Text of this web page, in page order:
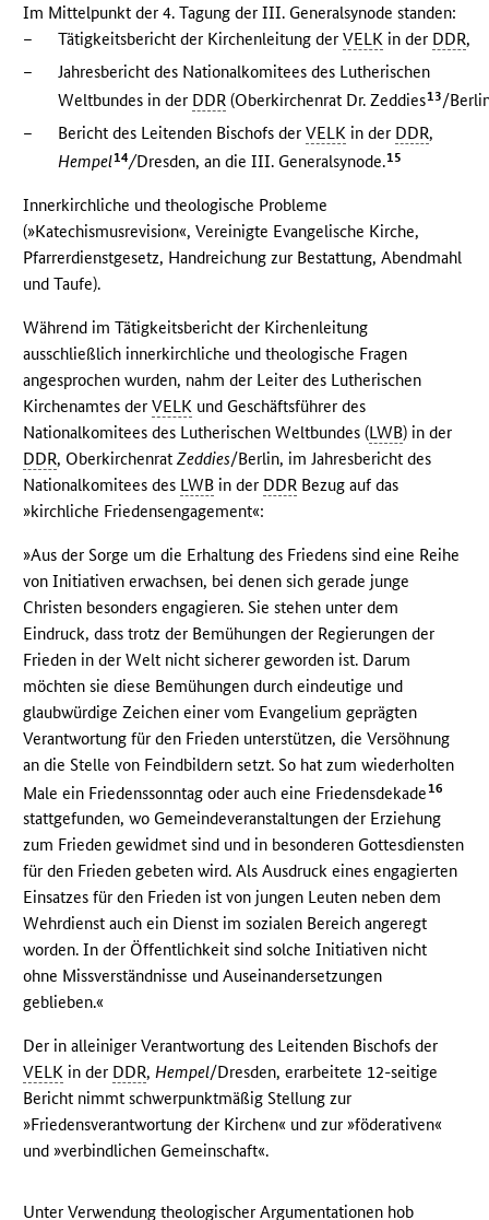
Im Mittelpunkt der 4. Tagung der III. Generalsynode standen:
–
Tätigkeitsbericht der Kirchenleitung derVELK in der DDR,
–
Jahresbericht des Nationalkomitees des Lutherischen
Weltbundes in der DDR (Oberkirchenrat Dr. Zeddies13/
–
Bericht des Leitenden Bischofs derVELK in der DDR,
Hempel14/Dresden, an die III. Generalsynode.15
Innerkirchliche und theologische Probleme
(»Katechismusrevision«, Vereinigte Evangelische Kirche,
Pfarrerdienstgesetz, Handreichung zur Bestattung, Abendmahl
und Taufe).
Während im Tätigkeitsbericht der Kirchenleitung
ausschließlich innerkirchliche und theologische Fragen
angesprochen wurden, nahm der Leiter des Lutherischen
Kirchenamtes derVELK und Geschäftsführer des
Nationalkomitees des Lutherischen Weltbundes (LWB) in der
DDR, OberkirchenratZeddies/Berlin, im Jahresbericht des
Nationalkomitees des LWB in der DDR Bezug auf das
»kirchliche Friedensengagement«:
»Aus der Sorge um die Erhaltung des Friedens sind eine Reihe
von Initiativen erwachsen, bei denen sich gerade junge
Christen besonders engagieren. Sie stehen unter dem
Eindruck, dass trotz der Bemühungen der Regierungen der
Frieden in der Welt nicht sicherer geworden ist. Darum
möchten sie diese Bemühungen durch eindeutige und
glaubwürdige Zeichen einer vom Evangelium geprägten
Verantwortung für den Frieden unterstützen, die Versöhnung
an die Stelle von Feindbildern setzt. So hat zum wiederholten
Male ein Friedenssonntag oder auch eine Friedensdekade16
stattgefunden, wo Gemeindeveranstaltungen der Erziehung
zum Frieden gewidmet sind und in besonderen Gottesdiensten
für den Frieden gebeten wird. Als Ausdruck eines engagierten
Einsatzes für den Frieden ist von jungen Leuten neben dem
Wehrdienst auch ein Dienst im sozialen Bereich angeregt
worden. In der Öffentlichkeit sind solche Initiativen nicht
ohne Missverständnisse und Auseinandersetzungen
geblieben.«
Der in alleiniger Verantwortung des Leitenden Bischofs der
VELK in der DDR,Hempel/Dresden, erarbeitete 12-seitige
Bericht nimmt schwerpunktmäßig Stellung zur
»Friedensverantwortung der Kirchen« und zur »föderativen«
und »verbindlichen Gemeinschaft«.
Unter Verwendung theologischer Argumentationen hob